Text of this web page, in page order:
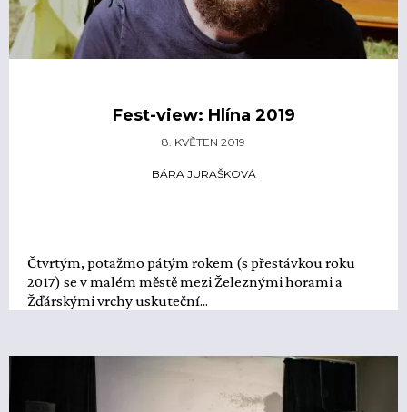
Fest-view: Hlína 2019
8. KVĚTEN 2019
BÁRA JURAŠKOVÁ
Čtvrtým, potažmo pátým rokem (s přestávkou roku
2017) se v malém městě mezi Železnými horami a
Žďárskými vrchy uskuteční...